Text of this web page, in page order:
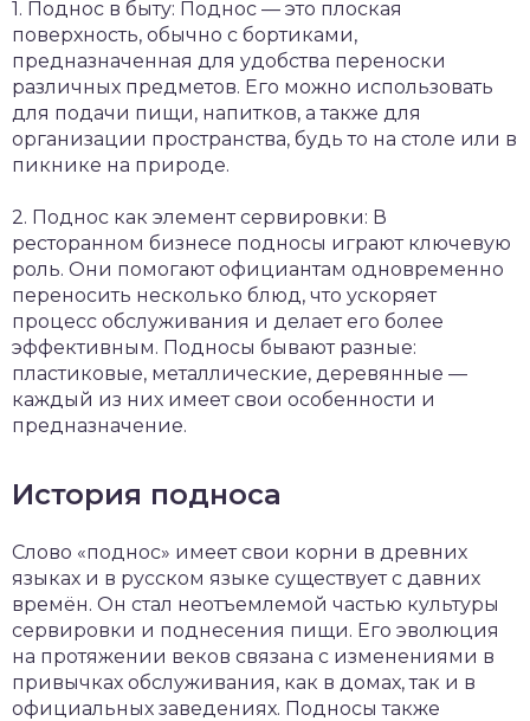
1. Поднос в быту: Поднос — это плоская
поверхность, обычно с бортиками,
предназначенная для удобства переноски
различных предметов. Его можно использовать
для подачи пищи, напитков, а также для
организации пространства, будь то на столе или в
пикнике на природе.
2. Поднос как элемент сервировки: В
ресторанном бизнесе подносы играют ключевую
роль. Они помогают официантам одновременно
переносить несколько блюд, что ускоряет
процесс обслуживания и делает его более
эффективным. Подносы бывают разные:
пластиковые, металлические, деревянные —
каждый из них имеет свои особенности и
предназначение.
История подноса
Слово «поднос» имеет свои корни в древних
языках и в русском языке существует с давних
времён. Он стал неотъемлемой частью культуры
сервировки и поднесения пищи. Его эволюция
на протяжении веков связана с изменениями в
привычках обслуживания, как в домах, так и в
официальных заведениях. Подносы также